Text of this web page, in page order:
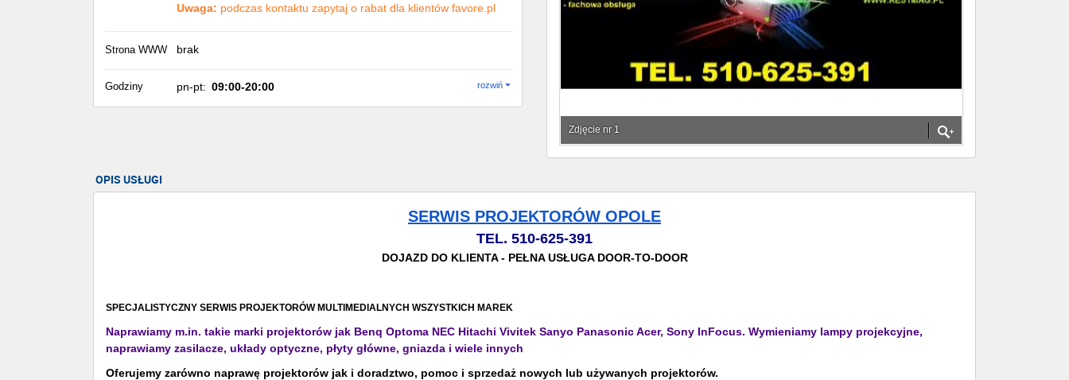
Uwaga: podczas kontaktu zapytaj o rabat dla klientów favore.pl
Strona WWW brak
Godziny pn-pt: 09:00-20:00 rozwiń
Zdjęcie nr 1
OPIS USŁUGI
SERWIS PROJEKTORÓW OPOLE
TEL. 510-625-391
DOJAZD DO KLIENTA - PEŁNA USŁUGA DOOR-TO-DOOR
SPECJALISTYCZNY SERWIS PROJEKTORÓW MULTIMEDIALNYCH WSZYSTKICH MAREK
Naprawiamy m.in. takie marki projektorów jak Benq Optoma NEC Hitachi Vivitek Sanyo Panasonic Acer, Sony InFocus. Wymieniamy lampy projekcyjne,
naprawiamy zasilacze, układy optyczne, płyty główne, gniazda i wiele innych
Oferujemy zarówno naprawę projektorów jak i doradztwo, pomoc i sprzedaż nowych lub używanych projektorów.